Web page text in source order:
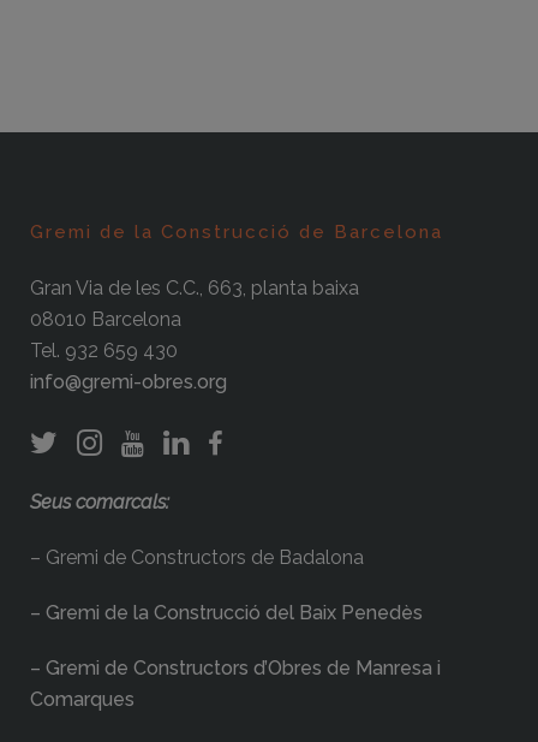
Gremi de la Construcció de Barcelona
Gran Via de les C.C., 663, planta baixa
08010 Barcelona
Tel. 932 659 430
info@gremi-obres.org
Seus comarcals:
– Gremi de Constructors de Badalona
– Gremi de la Construcció del Baix Penedès
– Gremi de Constructors d’Obres de Manresa i
Comarques